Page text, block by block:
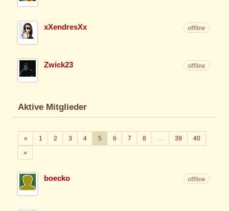
xXendresXx offline
Zwick23 offline
Aktive Mitglieder
«Zurück
1 2 3 4 5 6 7 8 … 39
40
»Weiter
boecko offline